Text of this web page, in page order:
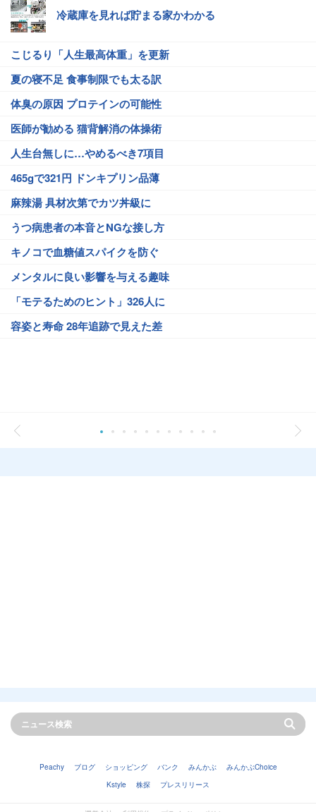
冷蔵庫を見れば貯まる家かわかる
こじるり「人生最高体重」を更新
夏の寝不足 食事制限でも太る訳
体臭の原因 プロテインの可能性
医師が勧める 猫背解消の体操術
人生台無しに…やめるべき7項目
465gで321円 ドンキプリン品薄
麻辣湯 具材次第でカツ丼級に
うつ病患者の本音とNGな接し方
キノコで血糖値スパイクを防ぐ
メンタルに良い影響を与える趣味
「モテるためのヒント」326人に
容姿と寿命 28年追跡で見えた差
Peachy ブログ ショッピング バンク みんかぶ
みんかぶChoice
Kstyle
株探 プレスリリース